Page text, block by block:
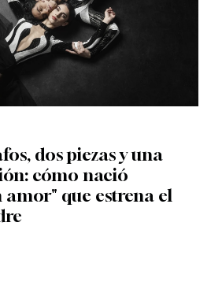
dos piezas y una
cómo nació
amor" que estrena el